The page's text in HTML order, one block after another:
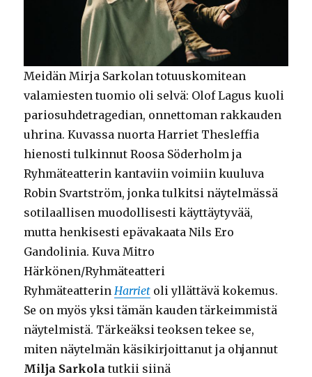
Meidän Mirja Sarkolan totuuskomitean
valamiesten tuomio oli selvä: Olof Lagus kuoli
pariosuhdetragedian, onnettoman rakkauden
uhrina. Kuvassa nuorta Harriet Thesleffia
hienosti tulkinnut Roosa Söderholm ja
Ryhmäteatterin kantaviin voimiin kuuluva
Robin Svartström, jonka tulkitsi näytelmässä
sotilaallisen muodollisesti käyttäytyvää,
mutta henkisesti epävakaata Nils Ero
Gandolinia. Kuva Mitro
Härkönen/Ryhmäteatteri
RyhmäteatterinHarriet oli yllättävä kokemus.
Se on myös yksi tämän kauden tärkeimmistä
näytelmistä. Tärkeäksi teoksen tekee se,
miten näytelmän käsikirjoittanut ja ohjannut
Milja Sarkola tutkii siinä